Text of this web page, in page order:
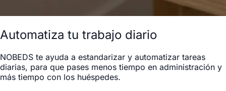
Automatiza tu trabajo diario
NOBEDS te ayuda a estandarizar y automatizar tareas
diarias, para que pases menos tiempo en administración y
más tiempo con los huéspedes.